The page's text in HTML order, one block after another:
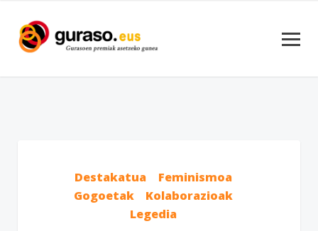
Destakatua
Feminismoa
Gogoetak
Kolaborazioak
Legedia